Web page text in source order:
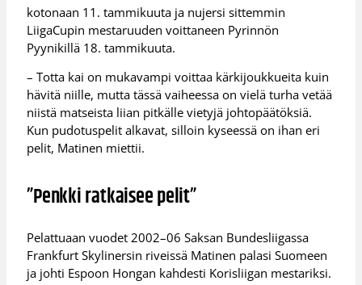
kotonaan 11. tammikuuta ja nujersi sittemmin
LiigaCupin mestaruuden voittaneen Pyrinnön
Pyynikillä 18. tammikuuta.
– Totta kai on mukavampi voittaa kärkijoukkueita kuin
hävitä niille, mutta tässä vaiheessa on vielä turha vetää
niistä matseista liian pitkälle vietyjä johtopäätöksiä.
Kun pudotuspelit alkavat, silloin kyseessä on ihan eri
pelit, Matinen miettii.
”Penkki ratkaisee pelit”
Pelattuaan vuodet 2002–06 Saksan Bundesliigassa
Frankfurt Skylinersin riveissä Matinen palasi Suomeen
ja johti Espoon Hongan kahdesti Korisliigan mestariksi.